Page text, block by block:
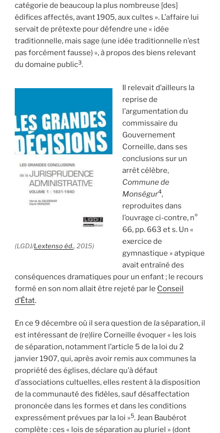
catégorie de beaucoup la plus nombreuse [des]
édifices affectés, avant 1905, aux cultes ». L’affaire lui
servait de prétexte pour défendre une « idée
traditionnelle, mais sage (une idée traditionnelle n’est
pas forcément fausse) », à propos des biens relevant
du domaine public3.
(LGDJ/Lextenso éd., 2015)
Il relevait d’ailleurs la
reprise de
l’argumentation du
commissaire du
Gouvernement
Corneille, dans ses
conclusions sur un
arrêt célèbre,
Commune de
Monségur4,
reproduites dans
l’ouvrage ci-contre, n°
66, pp. 663 et s. Un «
exercice de
gymnastique » atypique
avait entraîné des
conséquences dramatiques pour un enfant ; le recours
formé en son nom allait être rejeté par le Conseil
d’État.
En ce 9 décembre où il sera question de laséparation, il
est intéressant de (re)lire Corneille évoquer « les lois
de séparation, notamment l’article 5 de la loi du 2
janvier 1907, qui, après avoir remis aux communes la
propriété des églises, déclare qu’à défaut
d’associations cultuelles, elles restent à la disposition
de la communauté des fidèles, sauf désaffectation
prononcée dans les formes et dans les conditions
expressément prévues par la loi »5. Jean Baubérot
complète : ces « lois de séparation au pluriel » (dont